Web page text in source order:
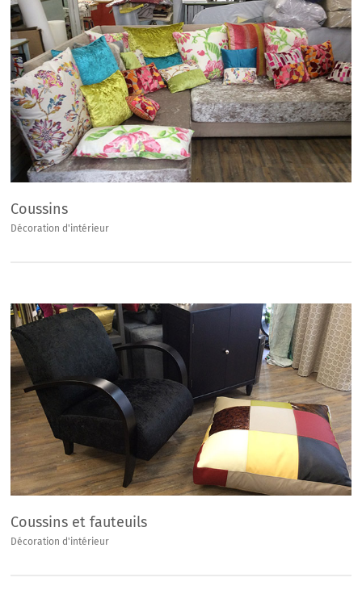
Coussins
Décoration d'intérieur
Coussins et fauteuils
Décoration d'intérieur